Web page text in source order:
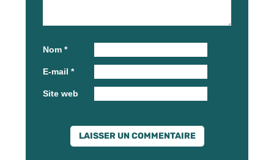
Nom *
E-mail *
Site web